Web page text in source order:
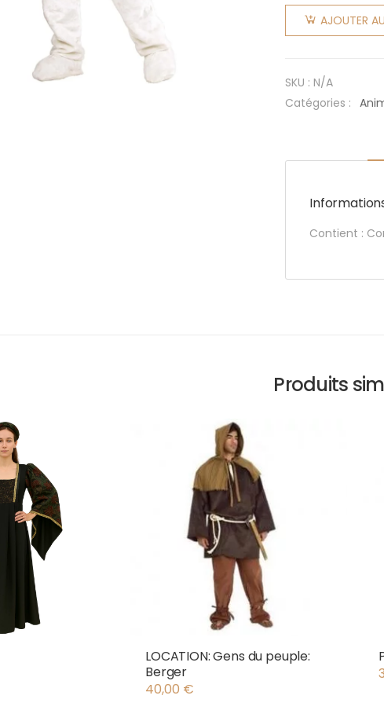
de Ferme
: Pan Pan
AJOUTER
SKU : N/A
Catégories :
Contient :
Produits
LOCATION: Gens du peuple:
Berger
40,00 €